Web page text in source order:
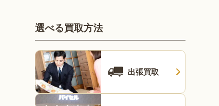
選べる買取方法
出張買取